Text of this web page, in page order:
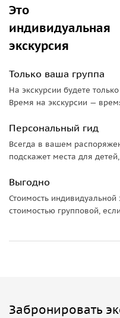
храм города. Собор
протяжении половины
высоким сооружением
пивная Хофбрайхаус
.
превратилась в
великие персоны
— За всю экскурсию вы
Время посещения
туре.
Это
индивидуальная
экскурсия
Только ваша группа
На экскурсии будете
Время на экскурсии —
Персональный гид
Всегда в вашем
подскажет места для
Выгодно
Стоимость
стоимостью групповой,
Забронировать